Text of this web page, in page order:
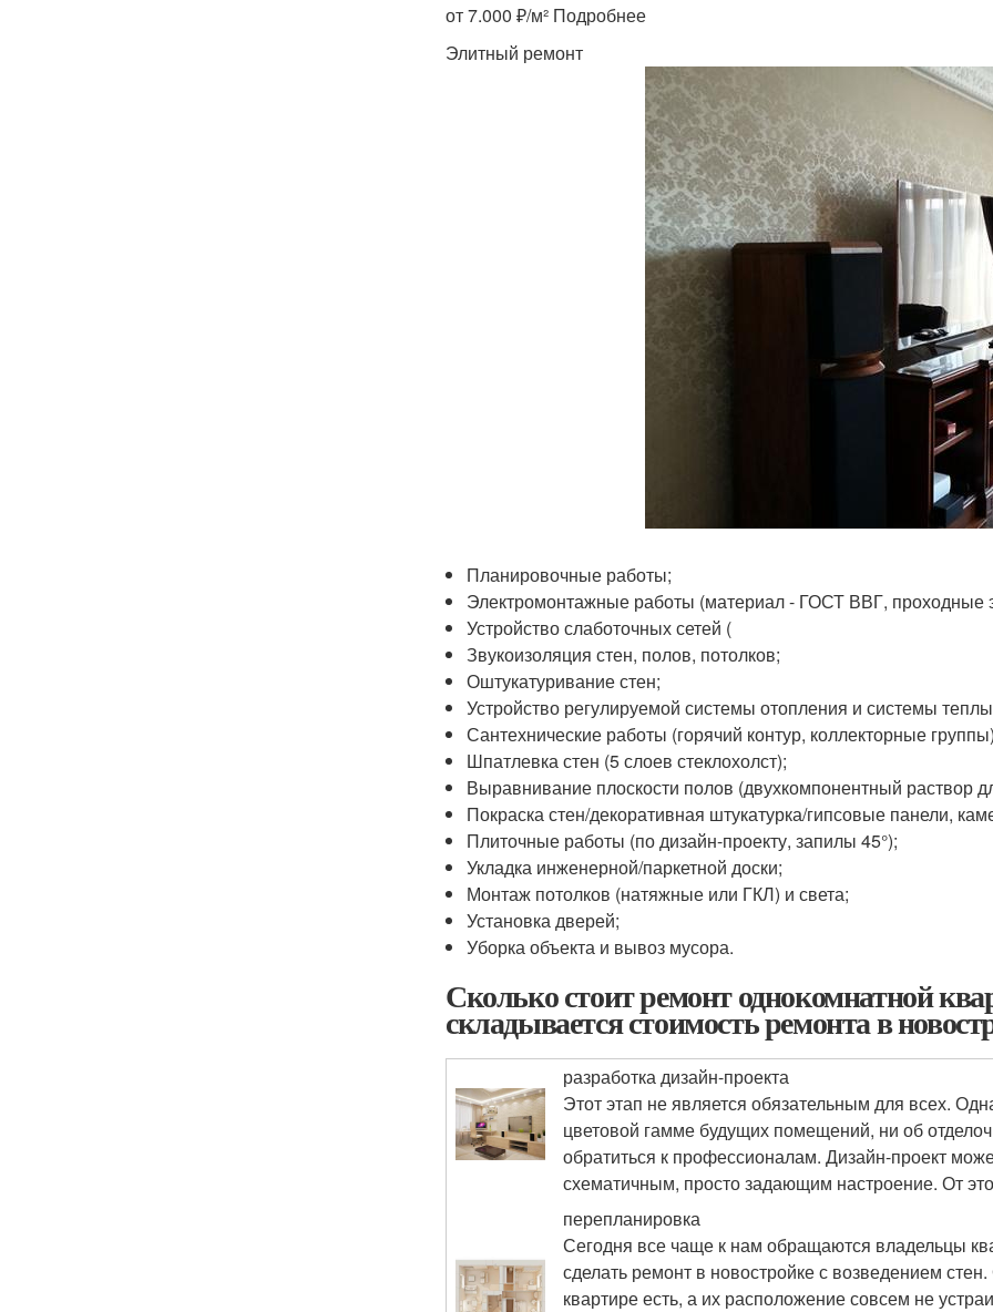
от 7.000 ₽/м² Подробнее
Элитный ремонт
Планировочные работы;
Электромонтажные работы (материал - ГОСТ ВВГ, проходные
Устройство слаботочных сетей (
Звукоизоляция стен, полов, потолков;
Оштукатуривание стен;
Устройство регулируемой системы отопления и системы
Сантехнические работы (горячий контур, коллекторные
Шпатлевка стен (5 слоев стеклохолст);
Выравнивание плоскости полов (двухкомпонентный раствор
Покраска стен/декоративная штукатурка/гипсовые панели,
Плиточные работы (по дизайн-проекту, запилы 45°);
Укладка инженерной/паркетной доски;
Монтаж потолков (натяжные или ГКЛ) и света;
Установка дверей;
Уборка объекта и вывоз мусора.
Сколько стоит ремонт однокомнатной
складывается стоимость ремонта в
разработка дизайн-проекта
Этот этап не является обязательным для всех.
цветовой гамме будущих помещений, ни об
обратиться к профессионалам. Дизайн-проект
схематичным, просто задающим настроение. От
перепланировка
Сегодня все чаще к нам обращаются владельцы
сделать ремонт в новостройке с возведением
квартире есть, а их расположение совсем не